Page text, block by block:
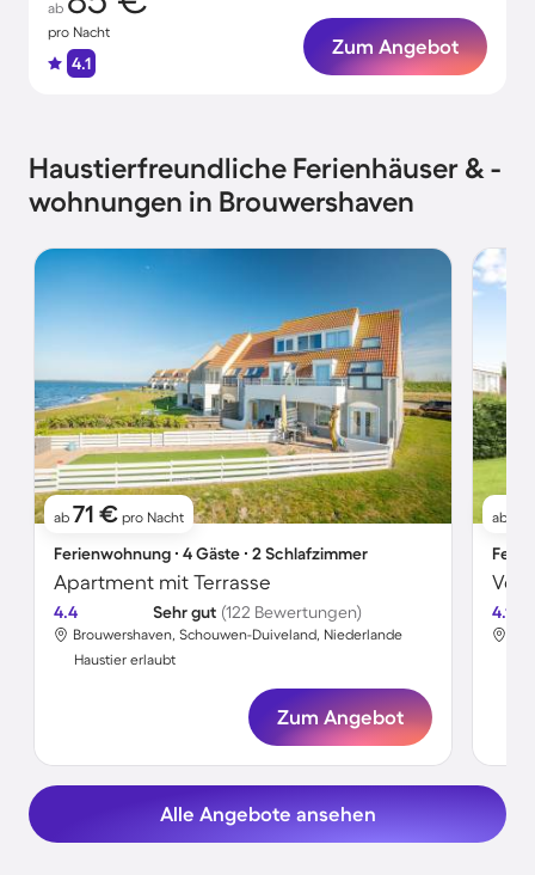
ab
pro Nacht
4.1
Zum Angebot
Haustierfreundliche Ferienhäuser & -
wohnungen in Brouwershaven
ab 71 € pro Nacht
Ferienwohnung ∙ 4 Gäste ∙ 2 Schlafzimmer
Apartment mit Terrasse
4.4 Sehr gut (122 Bewertungen)
Brouwershaven, Schouwen-Duiveland, Niederlande
Haustier erlaubt
Zum Angebot
ab
4.1
Alle Angebote ansehen